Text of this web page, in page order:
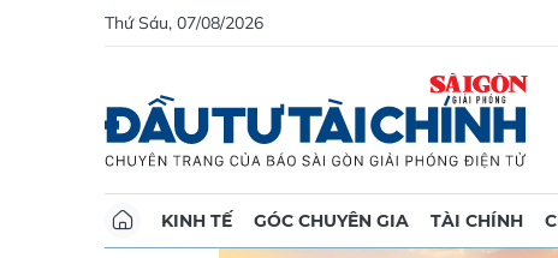
Thứ Sáu, 07/08/2026
KINH TẾ GÓC CHUYÊN GIA TÀI CHÍNH